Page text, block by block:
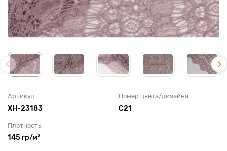
Артикул
XH-23183
Номер цвета/дизайна
С21
Плотность
145 гр/м²